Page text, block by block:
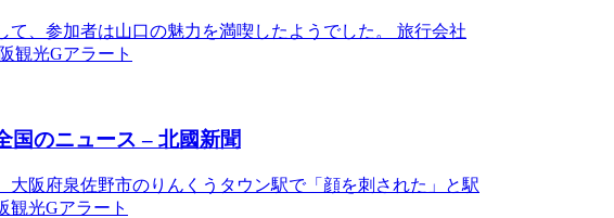
、参加者は山口の魅力を満喫したようでした。 旅行会社
観光Gアラート
国のニュース – 北國新聞
阪府泉佐野市のりんくうタウン駅で「顔を刺された」と駅
観光Gアラート